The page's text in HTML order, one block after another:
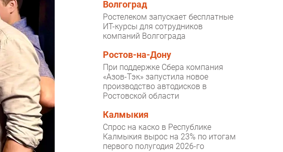
Волгоград
Ростелеком запускает бесплатные
ИТ-курсы для сотрудников
компаний Волгограда
Ростов-на-Дону
При поддержке Сбера компания
«Азов-Тэк» запустила новое
производство автодисков в
Ростовской области
Калмыкия
Спрос на каско в Республике
Калмыкия вырос на 23% по итогам
первого полугодия 2026-го